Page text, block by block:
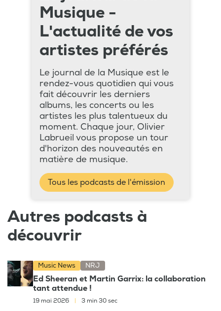
Musique -
L'actualité de vos
artistes préférés
Le journal de la Musique est le
rendez-vous quotidien qui vous
fait découvrir les derniers
albums, les concerts ou les
artistes les plus talentueux du
moment. Chaque jour, Olivier
Labrueil vous propose un tour
d'horizon des nouveautés en
matière de musique.
Tous les podcasts de l'émission
Autres podcasts à
découvrir
Music News NRJ
Ed Sheeran et Martin Garrix: la collaboration
tant attendue !
19 mai 2026 3 min 30 sec